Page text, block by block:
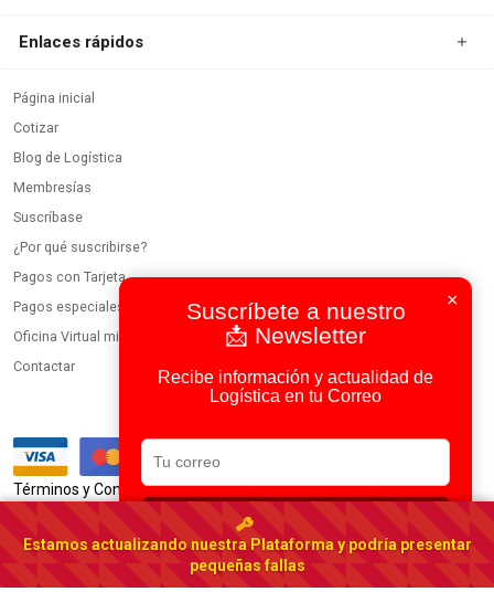
×
Suscríbete a nuestro
📩 Newsletter
Recibe información y actualidad de
Logística en tu Correo
Suscribirse
Enlaces rápidos
Página inicial
Cotizar
Blog de Logística
Membresías
Suscríbase
¿Por qué suscribirse?
Pagos con Tarjeta
Pagos especiales
Oficina Virtual miembros
Contactar
Términos y Condiciones|Política de Privacidad
Usamos IA en todos nuestros procesos
Portal Logístico Latinoamericano
© 2023-2026 DirectorioDeCarga.com
Estamos actualizando nuestra Plataforma y podría presentar
pequeñas fallas